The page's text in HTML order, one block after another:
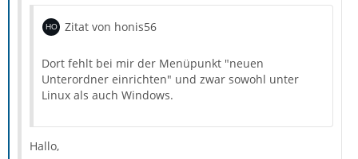
Zitat von honis56
Dort fehlt bei mir der Menüpunkt "neuen
Unterordner einrichten" und zwar sowohl unter
Linux als auch Windows.
Hallo,